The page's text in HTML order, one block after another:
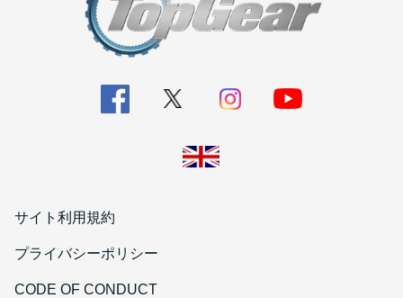
サイト利用規約
プライバシーポリシー
CODE OF CONDUCT